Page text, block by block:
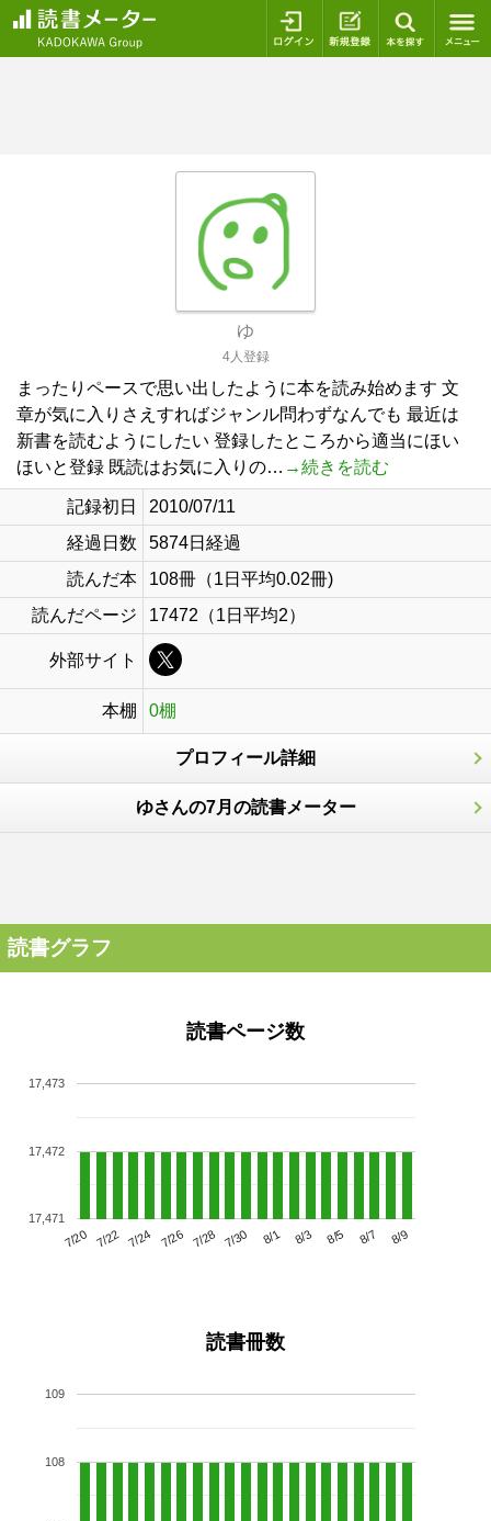
ログイン 新規登録
ゆ
4人登録
まったりペースで思い出したように本を読み始めます 文
章が気に入りさえすればジャンル問わずなんでも 最近は
新書を読むようにしたい 登録したところから適当にほい
ほいと登録 既読はお気に入りの… →続きを読む
記録初日
2010/07/11
経過日数
5874日経過
読んだ本
108冊（1日平均0.02冊)
読んだページ
17472（1日平均2）
外部サイト
本棚 0棚
プロフィール詳細
ゆさんの7月の読書メーター
読書グラフ
読書ページ数
7/20 7/22 7/24 7/26 7/28 7/30 8/1 8/3 8/5 8/7 8/9
17,471
17,472
17,473
読書冊数
108
109